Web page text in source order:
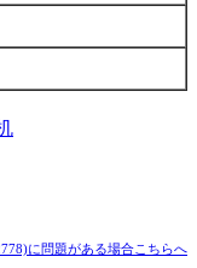
に問題がある場合こちらへ